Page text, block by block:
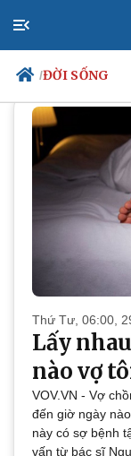
/ĐỜI SỐNG
Chính trị
Tổ chức nhân sự
Thế giới
Quan sát
Cuộc sống đó đây
ĐỜI SỐNG
Thứ Tư, 06:00,
Lấy
nào vợ
VOV.VN - Vợ
đến giờ ngày
này có sợ bệnh
vấn từ bác sĩ